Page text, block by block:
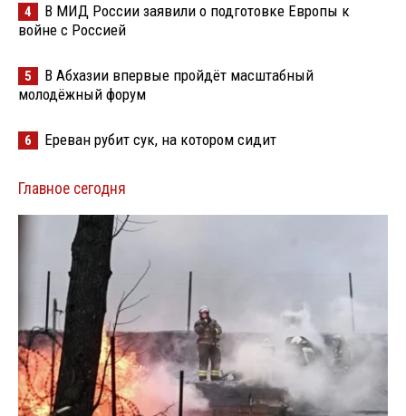
4
В МИД России заявили о подготовке Европы к
войне с Россией
5
В Абхазии впервые пройдёт масштабный
молодёжный форум
6 Ереван рубит сук, на котором сидит
Главное сегодня